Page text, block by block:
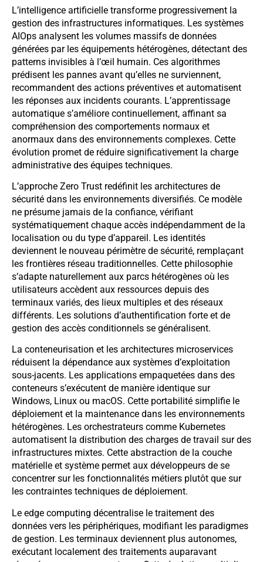
L’intelligence artificielle transforme progressivement la
gestion des infrastructures informatiques. Les systèmes
AIOps analysent les volumes massifs de données
générées par les équipements hétérogènes, détectant des
patterns invisibles à l’œil humain. Ces algorithmes
prédisent les pannes avant qu’elles ne surviennent,
recommandent des actions préventives et automatisent
les réponses aux incidents courants. L’apprentissage
automatique s’améliore continuellement, affinant sa
compréhension des comportements normaux et
anormaux dans des environnements complexes. Cette
évolution promet de réduire significativement la charge
administrative des équipes techniques.
L’approche Zero Trust redéfinit les architectures de
sécurité dans les environnements diversifiés. Ce modèle
ne présume jamais de la confiance, vérifiant
systématiquement chaque accès indépendamment de la
localisation ou du type d’appareil. Les identités
deviennent le nouveau périmètre de sécurité, remplaçant
les frontières réseau traditionnelles. Cette philosophie
s’adapte naturellement aux parcs hétérogènes où les
utilisateurs accèdent aux ressources depuis des
terminaux variés, des lieux multiples et des réseaux
différents. Les solutions d’authentification forte et de
gestion des accès conditionnels se généralisent.
La conteneurisation et les architectures microservices
réduisent la dépendance aux systèmes d’exploitation
sous-jacents. Les applications empaquetées dans des
conteneurs s’exécutent de manière identique sur
Windows, Linux ou macOS. Cette portabilité simplifie le
déploiement et la maintenance dans les environnements
hétérogènes. Les orchestrateurs comme Kubernetes
automatisent la distribution des charges de travail sur des
infrastructures mixtes. Cette abstraction de la couche
matérielle et système permet aux développeurs de se
concentrer sur les fonctionnalités métiers plutôt que sur
les contraintes techniques de déploiement.
Le edge computing décentralise le traitement des
données vers les périphériques, modifiant les paradigmes
de gestion. Les terminaux deviennent plus autonomes,
exécutant localement des traitements auparavant